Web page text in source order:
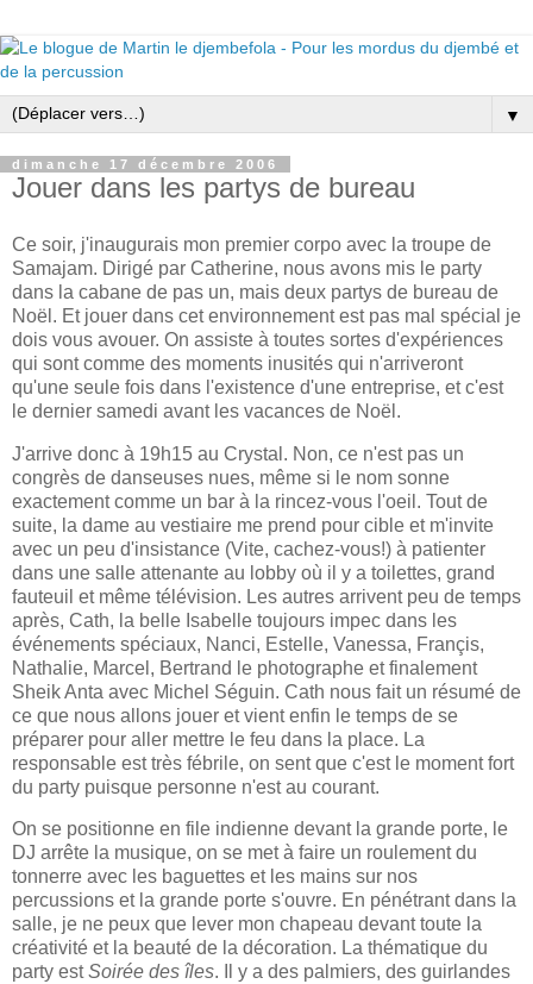
▼
dimanche 17 décembre 2006
Jouer dans les partys de bureau
Ce soir, j'inaugurais mon premier corpo avec la troupe de
Samajam. Dirigé par Catherine, nous avons mis le party
dans la cabane de pas un, mais deux partys de bureau de
Noël. Et jouer dans cet environnement est pas mal spécial je
dois vous avouer. On assiste à toutes sortes d'expériences
qui sont comme des moments inusités qui n'arriveront
qu'une seule fois dans l'existence d'une entreprise, et c'est
le dernier samedi avant les vacances de Noël.
J'arrive donc à 19h15 au Crystal. Non, ce n'est pas un
congrès de danseuses nues, même si le nom sonne
exactement comme un bar à la rincez-vous l'oeil. Tout de
suite, la dame au vestiaire me prend pour cible et m'invite
avec un peu d'insistance (Vite, cachez-vous!) à patienter
dans une salle attenante au lobby où il y a toilettes, grand
fauteuil et même télévision. Les autres arrivent peu de temps
après, Cath, la belle Isabelle toujours impec dans les
événements spéciaux, Nanci, Estelle, Vanessa, Françis,
Nathalie, Marcel, Bertrand le photographe et finalement
Sheik Anta avec Michel Séguin. Cath nous fait un résumé de
ce que nous allons jouer et vient enfin le temps de se
préparer pour aller mettre le feu dans la place. La
responsable est très fébrile, on sent que c'est le moment fort
du party puisque personne n'est au courant.
On se positionne en file indienne devant la grande porte, le
DJ arrête la musique, on se met à faire un roulement du
tonnerre avec les baguettes et les mains sur nos
percussions et la grande porte s'ouvre. En pénétrant dans la
salle, je ne peux que lever mon chapeau devant toute la
créativité et la beauté de la décoration. La thématique du
party estSoirée des îles. Il y a des palmiers, des guirlandes